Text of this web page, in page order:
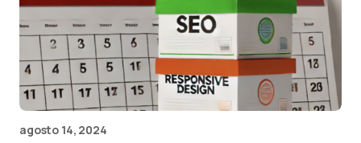
agosto 14, 2024